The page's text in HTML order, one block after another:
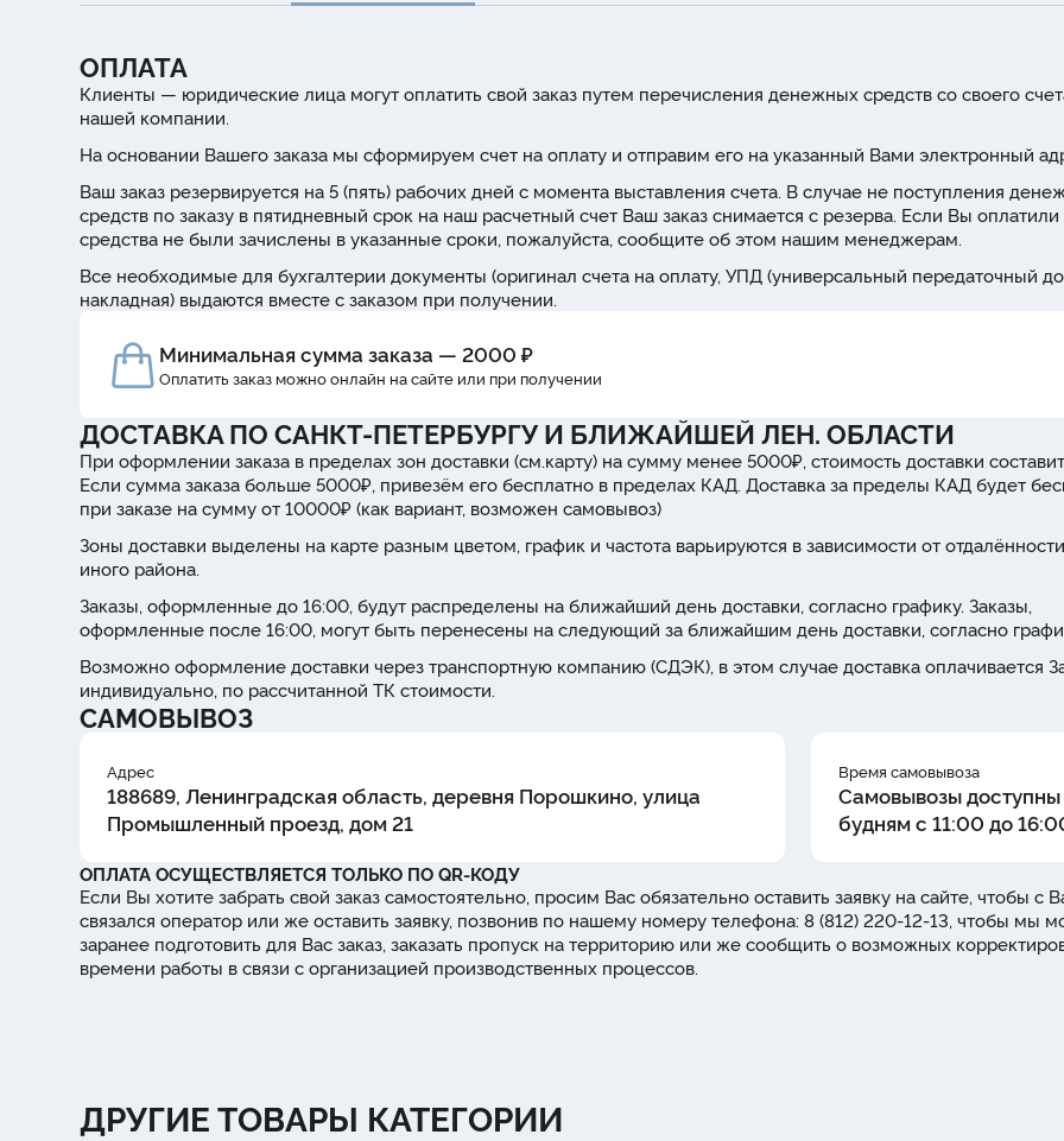
ОПЛАТА
Клиенты — юридические лица могут оплатить свой заказ путем перечисления денежных средств со своего
нашей компании.
На основании Вашего заказа мы сформируем счет на оплату и отправим его на указанный Вами электронный
Ваш заказ резервируется на 5 (пять) рабочих дней с момента выставления счета. В случае не поступления
средств по заказу в пятидневный срок на наш расчетный счет Ваш заказ снимается с резерва. Если Вы оплатили
средства не были зачислены в указанные сроки, пожалуйста, сообщите об этом нашим менеджерам.
Все необходимые для бухгалтерии документы (оригинал счета на оплату, УПД (универсальный передаточный
накладная) выдаются вместе с заказом при получении.
Минимальная сумма заказа — 2000 ₽
Оплатить заказ можно онлайн на сайте или при получении
ДОСТАВКА ПО САНКТ-ПЕТЕРБУРГУ И БЛИЖАЙШЕЙ ЛЕН. ОБЛАСТИ
При оформлении заказа в пределах зон доставки (см.карту) на сумму менее 5000₽, стоимость доставки
Если сумма заказа больше 5000₽, привезём его бесплатно в пределах КАД. Доставка за пределы КАД будет
при заказе на сумму от 10000₽ (как вариант, возможен самовывоз)
Зоны доставки выделены на карте разным цветом, график и частота варьируются в зависимости от
иного района.
Заказы, оформленные до 16:00, будут распределены на ближайший день доставки, согласно графику. Заказы,
оформленные после 16:00, могут быть перенесены на следующий за ближайшим день доставки, согласно
Возможно оформление доставки через транспортную компанию (СДЭК), в этом случае доставка оплачивается
индивидуально, по рассчитанной ТК стоимости.
САМОВЫВОЗ
Адрес
188689, Ленинградская область, деревня Порошкино, улица
Промышленный проезд, дом 21
Время самовывоза
Самовывозы доступны
будням с 11:00 до
ОПЛАТА ОСУЩЕСТВЛЯЕТСЯ ТОЛЬКО ПО QR-КОДУ
Если Вы хотите забрать свой заказ самостоятельно, просим Вас обязательно оставить заявку на сайте, чтобы с
связался оператор или же оставить заявку, позвонив по нашему номеру телефона: 8 (812) 220-12-13, чтобы мы
заранее подготовить для Вас заказ, заказать пропуск на территорию или же сообщить о возможных
времени работы в связи с организацией производственных процессов.
ДРУГИЕ ТОВАРЫ КАТЕГОРИИ